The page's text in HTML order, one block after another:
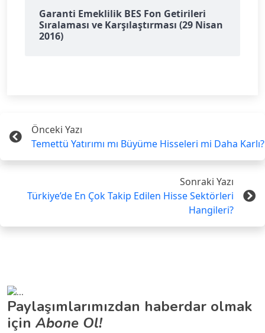
Garanti Emeklilik BES Fon Getirileri
Sıralaması ve Karşılaştırması (29 Nisan
2016)
Önceki Yazı
Temettü Yatırımı mı Büyüme Hisseleri mi Daha Karlı?
Sonraki Yazı
Türkiye’de En Çok Takip Edilen Hisse Sektörleri
Hangileri?
Paylaşımlarımızdan haberdar olmak
için Abone Ol!